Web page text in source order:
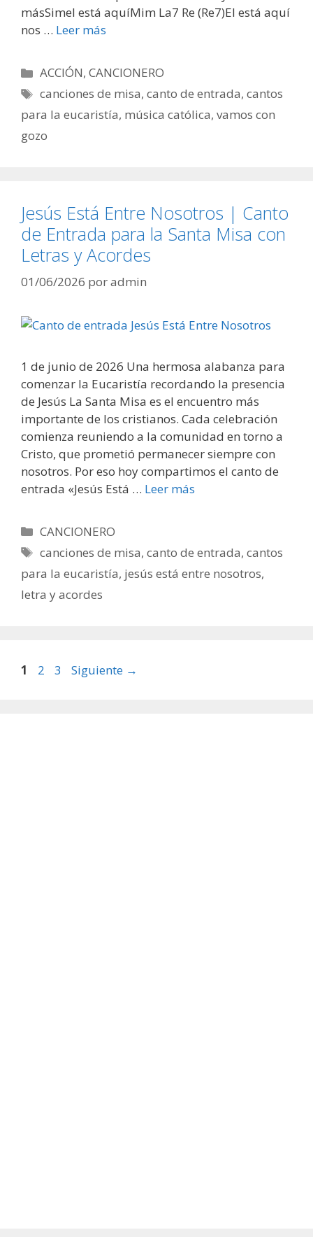
másSimel está aquíMim La7 Re (Re7)El está aquí
nos … Leer más
Categorías
ACCIÓN,CANCIONERO
Etiquetas
canciones de misa,canto de entrada,cantos
para la eucaristía, música católica, vamos con
gozo
Jesús Está Entre Nosotros | Canto
de Entrada para la Santa Misa con
Letras y Acordes
01/06/2026 poradmin
1 de junio de 2026 Una hermosa alabanza para
comenzar la Eucaristía recordando la presencia
de Jesús La Santa Misa es el encuentro más
importante de los cristianos. Cada celebración
comienza reuniendo a la comunidad en torno a
Cristo, que prometió permanecer siempre con
nosotros. Por eso hoy compartimos el canto de
entrada «Jesús Está … Leer más
Categorías
CANCIONERO
Etiquetas
canciones de misa,canto de entrada,cantos
para la eucaristía, jesús está entre nosotros,
letra y acordes
Página
1 Página
2 Página
3 Siguiente →